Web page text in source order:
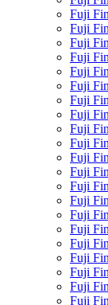
Fuji
Fuji
Fuji
Fuji
Fuji
Fuji
Fuji
Fuji
Fuji
Fuji
Fuji
Fuji
Fuji
Fuji
Fuji
Fuji
Fuji
Fuji
Fuji
Fuji
Fuji